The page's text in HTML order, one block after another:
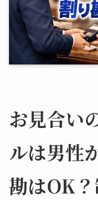
お見合い
ルは男性
勘はOK